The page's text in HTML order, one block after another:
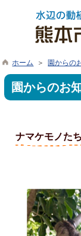
ホーム ＞ 園からの
園からのお
ナマケモノた